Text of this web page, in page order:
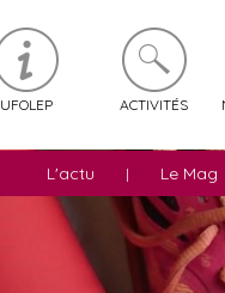
UFOLEP ACTIVITÉS
L'actu Le Mag